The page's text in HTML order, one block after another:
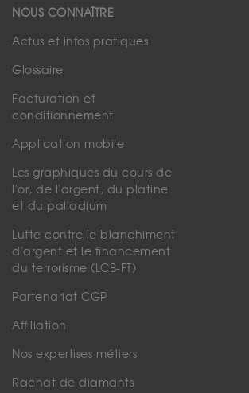
NOUS CONNAÎTRE
Actus et infos pratiques
Glossaire
Facturation et
conditionnement
Application mobile
Les graphiques du cours de
l'or, de l'argent, du platine
et du palladium
Lutte contre le blanchiment
d'argent et le financement
du terrorisme (LCB-FT)
Partenariat CGP
Affiliation
Nos expertises métiers
Rachat de diamants